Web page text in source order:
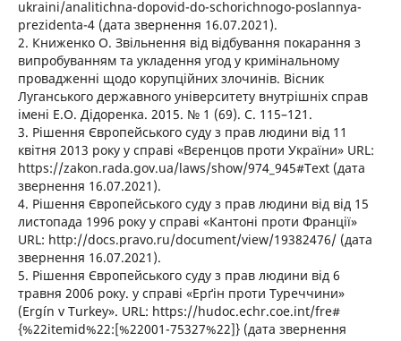
ukraini/analitichna-dopovid-do-schorichnogo-poslannya-
prezidenta-4 (дата звернення 16.07.2021).
2. Книженко О. Звільнення від відбування покарання з
випробуванням та укладення угод у кримінальному
провадженні щодо корупційних злочинів. Вісник
Луганського державного університету внутрішніх справ
імені Е.О. Дідоренка. 2015. № 1 (69). С. 115–121.
3. Рішення Європейського суду з прав людини від 11
квітня 2013 року у справі «Вєренцов проти України» URL:
https://zakon.rada.gov.ua/laws/show/974_945#Text (дата
звернення 16.07.2021).
4. Рішення Європейського суду з прав людини від від 15
листопада 1996 року у справі «Кантоні проти Франції»
URL: http://docs.pravo.ru/document/view/19382476/ (дата
звернення 16.07.2021).
5. Рішення Європейського суду з прав людини від 6
травня 2006 року. у справі «Ерґін проти Туреччини»
(Ergín v Turkey». URL: https://hudoc.echr.coe.int/fre#
{%22itemid%22:[%22001-75327%22]} (дата звернення